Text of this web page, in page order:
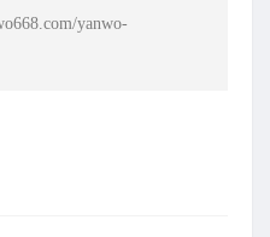
yanwo-